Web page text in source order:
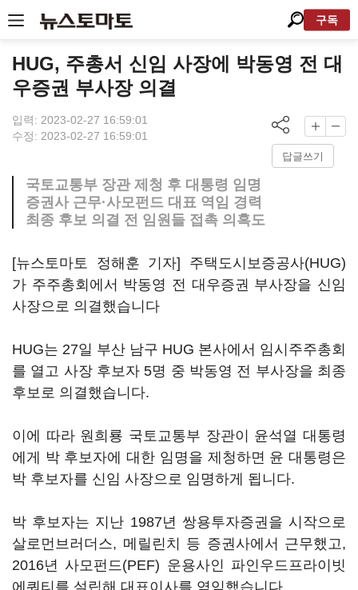
구독
HUG, 주총서 신임 사장에 박동영 전 대
우증권 부사장 의결
입력: 2023-02-27 16:59:01
수정: 2023-02-27 16:59:01
답글쓰기
국토교통부 장관 제청 후 대통령 임명
증권사 근무·사모펀드 대표 역임 경력
최종 후보 의결 전 임원들 접촉 의혹도
[뉴스토마토 정해훈 기자] 주택도시보증공사(HUG)
가 주주총회에서 박동영 전 대우증권 부사장을 신임
사장으로 의결했습니다
HUG는 27일 부산 남구 HUG 본사에서 임시주주총회
를 열고 사장 후보자 5명 중 박동영 전 부사장을 최종
후보로 의결했습니다.
이에 따라 원희룡 국토교통부 장관이 윤석열 대통령
에게 박 후보자에 대한 임명을 제청하면 윤 대통령은
박 후보자를 신임 사장으로 임명하게 됩니다.
박 후보자는 지난 1987년 쌍용투자증권을 시작으로
살로먼브러더스, 메릴린치 등 증권사에서 근무했고,
2016년 사모펀드(PEF) 운용사인 파인우드프라이빗
에쿼티를 설립해 대표이사를 역임했습니다.